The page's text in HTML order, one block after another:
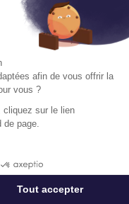
les lignes de
et 4, ainsi que de
grandement
et au-delà.
propose une
de travail, que ce
Des bureaux
en
établissements
solution adaptée
détaillées
afin de vous offrir la
vous ?
cliquez sur le lien
de page.
Tout accepter